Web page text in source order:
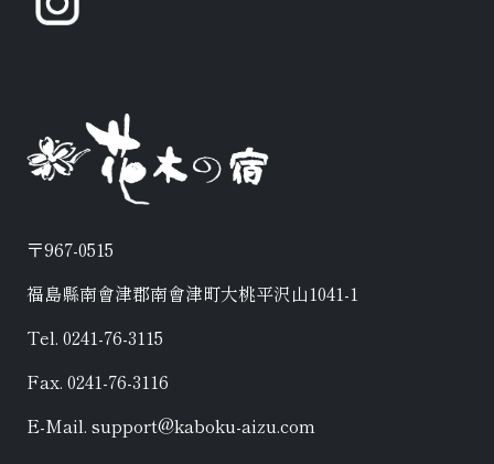
〒967-0515
福島縣南會津郡南會津町大桃平沢山1041-1
Tel. 0241-76-3115
Fax. 0241-76-3116
E-Mail. support@kaboku-aizu.com